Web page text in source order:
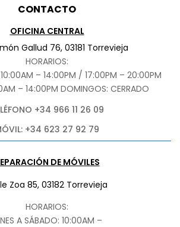
CONTACTO
OFICINA CENTRAL
Gallud 76, 03181 Torrevieja
HORARIOS:
10:00AM – 14:00PM / 17:00PM – 20:00PM
– 14:00PM DOMINGOS: CERRADO
+34 966 11 26 09
+34 623 27 92 79
DE MÓVILES
Zoa 85, 03182 Torrevieja
HORARIOS:
A SÁBADO: 10:00AM –